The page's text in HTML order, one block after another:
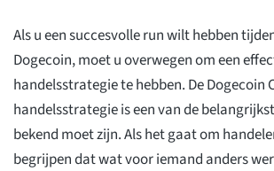
Als u een succesvolle run wilt hebben
Dogecoin, moet u overwegen om een
handelsstrategie te hebben. De Dogecoin
handelsstrategie is een van de
bekend moet zijn. Als het gaat om
begrijpen dat wat voor iemand anders